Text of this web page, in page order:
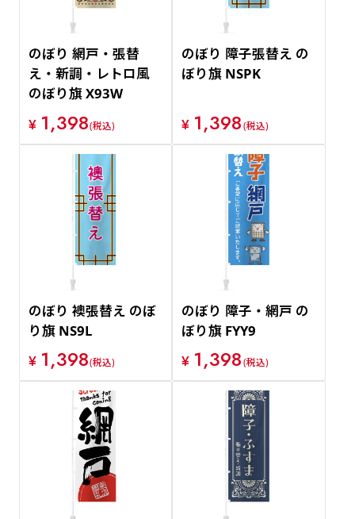
のぼり 網戸・張替
え・新調・レトロ風
のぼり旗 X93W
¥ 1,398(税込)
のぼり 障子張替え の
ぼり旗 NSPK
¥ 1,398(税込)
のぼり 襖張替え のぼ
り旗 NS9L
¥ 1,398(税込)
のぼり 障子・網戸 の
ぼり旗 FYY9
¥ 1,398(税込)